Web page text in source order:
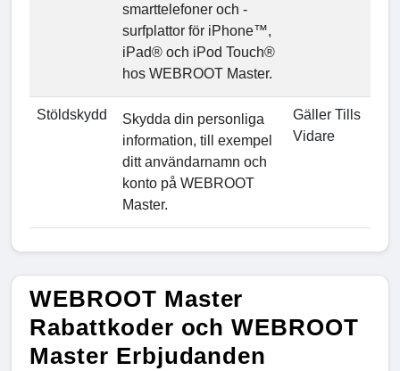
smarttelefoner och -
surfplattor för iPhone™,
iPad® och iPod Touch®
hos WEBROOT Master.
Stöldskydd
Skydda din personliga
information, till exempel
ditt användarnamn och
konto på WEBROOT
Master.
Gäller Tills
Vidare
WEBROOT Master
Rabattkoder och WEBROOT
Master Erbjudanden